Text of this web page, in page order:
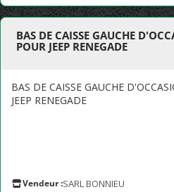
BAS DE CAISSE GAUCHE
POUR JEEP RENEGADE
BAS DE CAISSE GAUCHE
JEEP RENEGADE
Vendeur :SARL BONNIEU